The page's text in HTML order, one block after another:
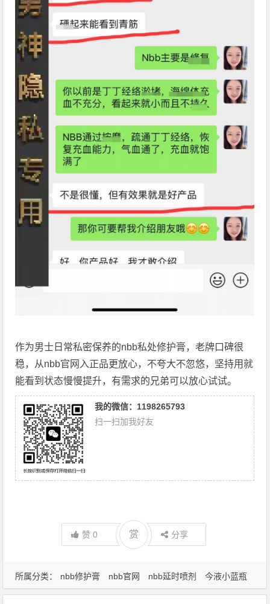
所属分类： nbb修护膏 nbb官网 nbb延时喷剂
今液小蓝瓶
喷雾
印度真大膏 帝王神片 微信：nbb86a 海绵勃士
皇
作为男士日常私密保养的nbb私处修护膏，老牌口碑很
稳，从nbb官网入正品更放心，不夸大不忽悠，坚持用就
能看到状态慢慢提升，有需求的兄弟可以放心试试。
我的微信：1198265793
扫一扫加我好友
赞0 赏 分享